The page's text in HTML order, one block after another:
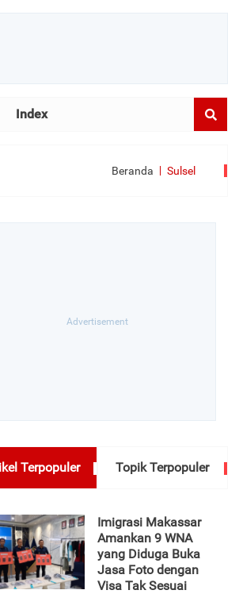
Index
Beranda Sulsel
Terpopuler Topik Terpopuler
Imigrasi Makassar
Amankan 9 WNA
yang Diduga Buka
Jasa Foto dengan
Visa Tak Sesuai